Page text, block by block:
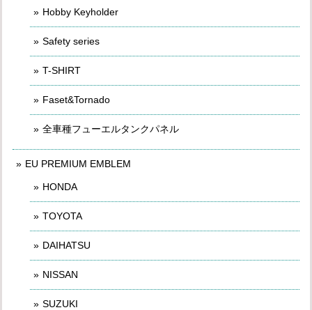
Hobby Keyholder
Safety series
T-SHIRT
Faset&Tornado
全車種フューエルタンクパネル
EU PREMIUM EMBLEM
HONDA
TOYOTA
DAIHATSU
NISSAN
SUZUKI